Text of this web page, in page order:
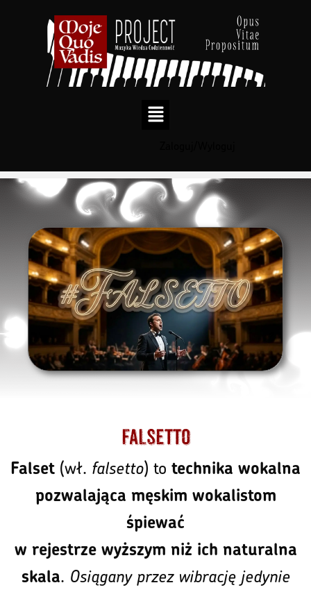
do
treści
Falsetto
Falset (wł. falsetto) to technika wokalna
pozwalająca męskim wokalistom
śpiewać
w rejestrze wyższym niż ich naturalna
skala. Osiągany przez wibrację jedynie